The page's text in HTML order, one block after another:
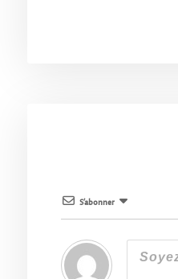
S’abonner